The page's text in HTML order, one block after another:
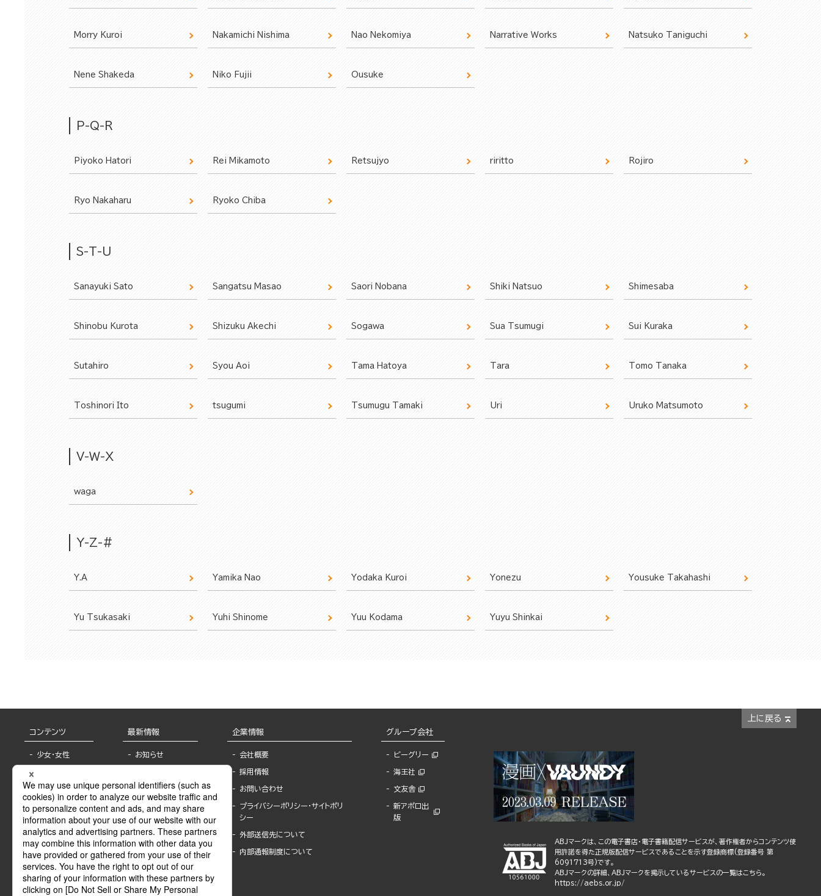
Morry Kuroi Nakamichi Nishima Nao Nekomiya Narrative Works Natsuko Taniguchi
Nene Shakeda Niko Fujii Ousuke
P-Q-R
Piyoko Hatori Rei Mikamoto Retsujyo riritto Rojiro
Ryo Nakaharu Ryoko Chiba
S-T-U
Sanayuki Sato Sangatsu Masao Saori Nobana Shiki Natsuo Shimesaba
Shinobu Kurota Shizuku Akechi Sogawa Sua Tsumugi Sui Kuraka
Sutahiro Syou Aoi Tama Hatoya Tara Tomo Tanaka
Toshinori Ito tsugumi Tsumugu Tamaki Uri Uruko Matsumoto
V-W-X
waga
Y-Z-#
Y.A Yamika Nao Yodaka Kuroi Yonezu Yousuke Takahashi
Yu Tsukasaki Yuhi Shinome Yuu Kodama Yuyu Shinkai
上に戻る
コンテンツ
少女・女性
BL
ライトノベル
青年・一般
グラビア・写真
モーター誌
SPECIAL
最新情報
お知らせ
報
書店様へ
海外ライセンシー
公式SNSアカウ
ント
作家一覧
Keyword list
企業情報
会社概要
採用情報
お問い合わせ
プライバシーポリシー・サイトポリ
シー
外部送信先について
内部通報制度について
グループ会社
ビーグリー
海王社
文友舎
新アポロ出
版
ABJマークは、この電子書店・電子書籍配信サービスが、著作権者からコンテンツ使
用許諾を得た正規版配信サービスであることを示す登録商標(登録番号 第
6091713号)です。
ABJマークの詳細、ABJマークを掲示しているサービスの一覧はこちら。
https://aebs.or.jp/